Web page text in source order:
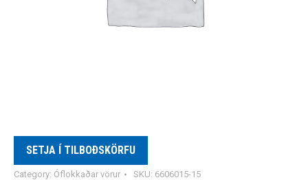
SETJA Í TILBOÐSKÖRFU
Category: Óflokkaðar vörur SKU: 6606015-15